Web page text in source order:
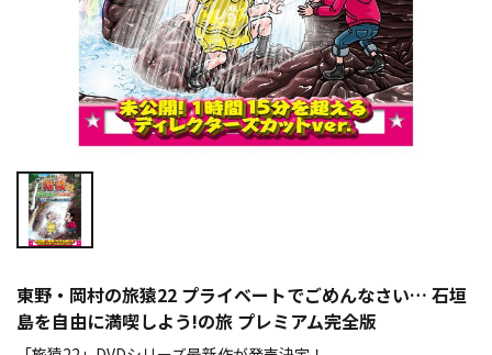
東野・岡村の旅猿22 プライベートでごめんなさい… 石垣
島を自由に満喫しよう!の旅 プレミアム完全版